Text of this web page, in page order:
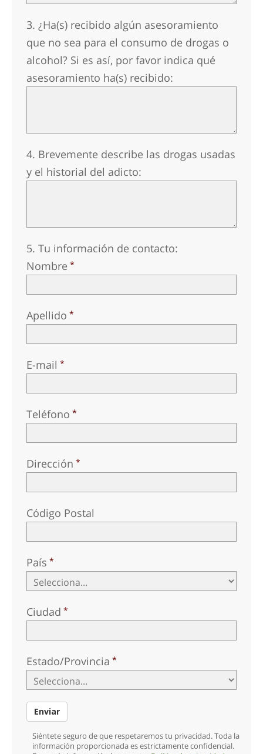
Todas las Regiones/Idiomas
3. ¿Ha(s) recibido algún asesoramiento
que no sea para el consumo de drogas o
alcohol? Si es así, por favor indica qué
asesoramiento ha(s) recibido:
4. Brevemente describe las drogas usadas
y el historial del adicto:
5. Tu información de contacto:
Nombre
Apellido
E-mail
Teléfono
Dirección
Código Postal
País
Ciudad
Estado/Provincia
Enviar
Siéntete seguro de que respetaremos tu privacidad. Toda la
información proporcionada es estrictamente confidencial.